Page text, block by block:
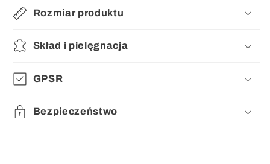
Rozmiar produktu
Skład i pielęgnacja
GPSR
Bezpieczeństwo